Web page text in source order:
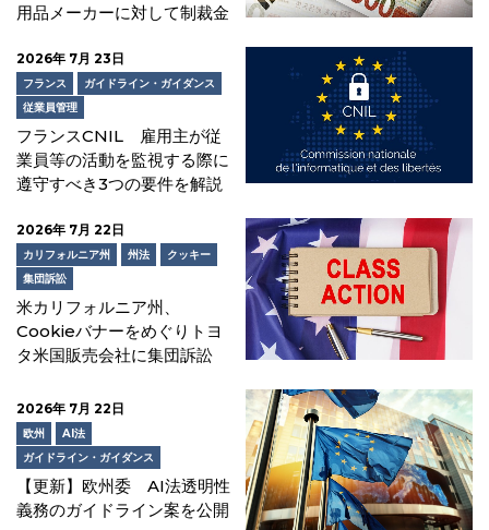
用品メーカーに対して制裁金
2026年 7月 23日
フランス
ガイドライン・ガイダンス
従業員管理
フランスCNIL 雇用主が従
業員等の活動を監視する際に
遵守すべき3つの要件を解説
2026年 7月 22日
カリフォルニア州 州法
クッキー
集団訴訟
米カリフォルニア州、
Cookieバナーをめぐりトヨ
タ米国販売会社に集団訴訟
2026年 7月 22日
欧州
AI法
ガイドライン・ガイダンス
【更新】欧州委 AI法透明性
義務のガイドライン案を公開